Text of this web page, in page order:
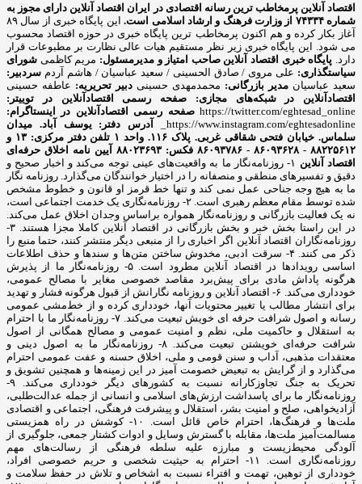
اقتصاد آنلاین پرمخاطب ترین رسانه اقتصادی در ایران اقتصاد آنلاین دارای مجوز به
شماره ۷۴۳۳۴ از وزارت فرهنگ و ارشاد اسلامی است.
این پایگاه خبری از سال ۸۹
آغاز بکار کرده و هم اکنون پرمخاطب ترین پایگاه خبری در حوزه اقتصاد محسوب
می شود. این پایگاه خبری زیر نظر مستقیم هیات عالی نظارت بر مطبوعات قرار
دارد. پایگاه خبری اقتصاد آنلاین صاحب امتیاز و مدیرمسئول: مریم کاظمی شورای
سیاستگذاری: علی مروی / صادق الحسینی / سعید عباسیان / هاشم آردم سردبیر:
سعید عباسیان مدیر بازرگانی: محمدمهدی حسینی دبیر تحریریه: عاطفه حسینی
اقتصادآنلاین در شبکه‌های مجازی:
صفحه رسمی اقتصادآنلاین در توییتر:
https://twitter.com/eghtesad_online صفحه رسمی اقتصادآنلاین در اینستاگرام:
https://www.instagram.com/eghtesadonline_
آدرس دفتر: یوسف آباد. میدان
سلماس. خیابان فتحی شقاقی غربی. پلاک ۱۱۶. واحد ۱
تلفن دفتر مرکزی: ۱۳ و
۸۸۲۲۵۶۱۲ - ۸۶۰۹۳۶۲۸ - ۸۶۰۹۳۷۸۶ فکس: ۸۸۰۲۳۶۹۳
آیین نامه اخلاق حرفه‌ای
اقتصاد آنلاین
۱- روزنامه‌نگار ما به واقعیت‌های عینی توجه می‌کند و اخبار صحیح و
دقیق و تفسیرهای منطقی و منصفانه را در اختیار خوانندگان می‌گذارد. روزنامه نگار
ما به هیچ وجه جناحی عمل نمی کند و تنها خط قرمز او قانون و خطوط مشخص
شده توسط مقام معظم رهبری است. ۲- روزنامه‌نگاری یک خدمت اجتماعی است،
نه یک فعالیت بازرگانی و روزنامه‌نگار همواره براساس وجدان اخلاق عمل می‌کند.
در این راستا بخش خبر و بخش بازرگانی در اقتصاد آنلاین کاملا مجزا هستند. ۳-
روزنامه‌نگاران اقتصاد آنلاین اگر اخباری را از منبعی دیگر منتشر کنند، حتما منبع را
ذکر می کنند. ۴- سرقت ادبی، مخدوش ساختن متن‌ها و سندها و حذف اطلاعات
اساسی رویدادها در اقتصاد آنلاین مطرود است. ۵- روزنامه‌نگار ما از پذیرش
هرگونه پاداش مادی برای پیش‌برد مقاصد خصوصی مغایر با مصالح عمومی،
خودداری می‌کند. ۶- اقتصاد آنلاین و روزنامه نگارانش از قبول هرگونه فشار و تهدید
برای انتشار مطالب یا تغییر محتویات آنها، خودداری کرده و از خط‌مشی عمومی
رسانه و اصول شرافت حرفه ای خویش تبعیت می‌کند. ۷- روزنامه‌نگار ما با احترام
به استقلال و حاکمیت ملی، نظم و امنیت عمومی و مصالح همگانی از اصول
شرافت حرفه‌ای خویشتن تبعیت می‌کند. ۸- روزنامه‌نگار ما به اصول دینی و
معتقدات مذهبی، آداب و سنن قومی و ملی، اخلاق حسنه و عفت عمومی احترام
می‌گذارد و از گرایش به تبعیض خصومت آمیز در این زمینه‌ها و همچنین تشویق و
تحریک به جنگ تجاوزکارانه نسبت به کشورهای دیگر خودداری می‌کند. ۹-
روزنامه‌نگار ما برای پاسداشت ارزش‌های اسلامی و انسانی از جمله عدالت‌طلبی،
آزادیخواهی، صلح و امنیت بشر، استقلال و پیشرفت فرهنگی، اجتماعی و اقتصادی
ملت‌ها و فرهنگ‌ها، احترام خاص قائل است. ۱۰- کوشش در راه همزیستی
مسالمت‌آمیز ملت‌ها، مقابله با گسترش وسایل و ادوات کشتار جمعی، جلوگیری از
آلودگی محیط‌زیست و مبارزه علیه سلطه فرهنگی از رسالت‌های مهم
روزنامه‌نگاری است. ۱۱- احترام به حیثیت شخصی و حریم خصوصی افراد،
خودداری از توهین، تهمت و افتراء نسبت به اشخاص و تلاش در حفظ سلامت و